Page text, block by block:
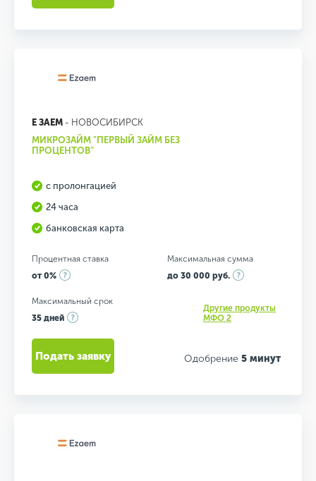
Е ЗАЕМ - НОВОСИБИРСК
МИКРОЗАЙМ "ПЕРВЫЙ ЗАЙМ БЕЗ
ПРОЦЕНТОВ"
с пролонгацией
24 часа
банковская карта
Процентная ставка
от 0%
Максимальная сумма
до 30 000 руб.
Максимальный срок
35 дней
Другие продукты
МФО 2
Одобрение 5 минут
Подать заявку